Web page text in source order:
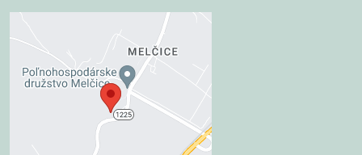
Externý obsah je
blokovaný Voľbami
súkromia
Prajete si načítať externý obsah?